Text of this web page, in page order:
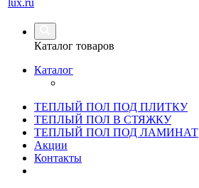
Каталог товаров
Каталог
ТЕПЛЫЙ ПОЛ ПОД ПЛИТКУ
ТЕПЛЫЙ ПОЛ В СТЯЖКУ
ТЕПЛЫЙ ПОЛ ПОД ЛАМИНАТ
Акции
Контакты